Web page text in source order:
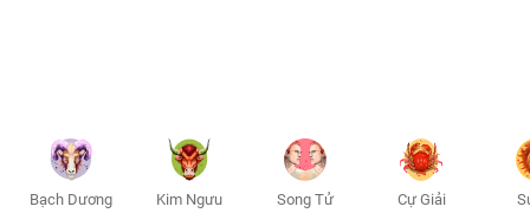
Bạch Dương Kim Ngưu Song Tử Cự Giải